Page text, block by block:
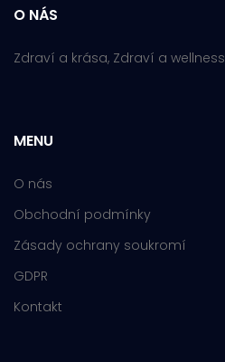
O NÁS
Zdraví a krása, Zdraví a wellness
MENU
O nás
Obchodní podmínky
Zásady ochrany soukromí
GDPR
Kontakt